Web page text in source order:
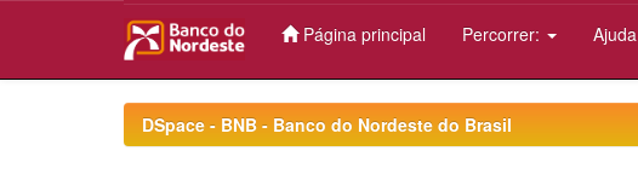
Página principal Percorrer: Ajuda
DSpace - BNB - Banco do Nordeste do Brasil